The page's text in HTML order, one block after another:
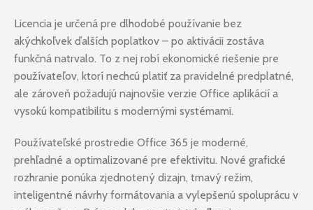
Licencia je určená pre dlhodobé používanie bez
akýchkoľvek ďalších poplatkov – po aktivácii zostáva
funkčná natrvalo. To z nej robí ekonomické riešenie pre
používateľov, ktorí nechcú platiť za pravidelné predplatné,
ale zároveň požadujú najnovšie verzie Office aplikácií a
vysokú kompatibilitu s modernými systémami.
Používateľské prostredie Office 365 je moderné,
prehľadné a optimalizované pre efektivitu. Nové grafické
rozhranie ponúka zjednotený dizajn, tmavý režim,
inteligentné návrhy formátovania a vylepšenú spoluprácu v